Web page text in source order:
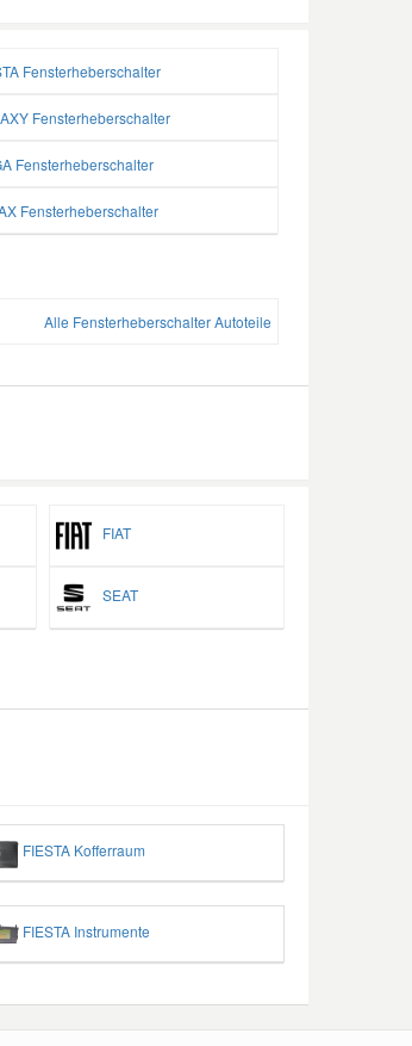
Fensterheberschalter
Fensterheberschalter
Fensterheberschalter
Fensterheberschalter
Alle Fensterheberschalter Autoteile
FIAT
SEAT
FIESTA Kofferraum
FIESTA Instrumente